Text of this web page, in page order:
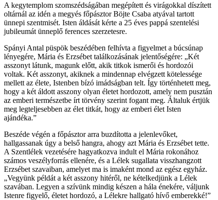
A kegytemplom szomszédságában megépített és virágokkal díszített
oltárnál az idén a megyés főpásztor Böjte Csaba atyával tartott
ünnepi szentmisét. Isten áldását kérte a 25 éves pappá szentelési
jubileumát ünneplő ferences szerzetesre.
Spányi Antal püspök beszédében felhívta a figyelmet a búcsúnap
lényegére, Mária és Erzsébet találkozásának jelentőségére: „Két
asszonyt látunk, magunk előtt, akik titkok ismerői és hordozói
voltak. Két asszonyt, akiknek a mindennap elvégzett kötelessége
mellett az élete, Istenben bízó imádságban telt. Így történhetett meg,
hogy a két áldott asszony olyan életet hordozott, amely nem pusztán
az emberi természetbe írt törvény szerint fogant meg. Általuk értjük
meg legteljesebben az élet titkát, hogy az emberi élet Isten
ajándéka.”
Beszéde végén a főpásztor arra buzdította a jelenlevőket,
hallgassanak úgy a belső hangra, ahogy azt Mária és Erzsébet tette.
A Szentlélek vezetésére hagyatkozva indult el Mária rokonához
számos veszélyforrás ellenére, és a Lélek sugallata visszhangzott
Erzsébet szavaiban, amelyet ma is imaként mond az egész egyház.
„Vegyünk példát a két asszony hitéről, ne kételkedjünk a Lélek
szavában. Legyen a szívünk mindig készen a hála énekére, váljunk
Istenre figyelő, életet hordozó, a Lélekre hallgató hívő emberekké!”